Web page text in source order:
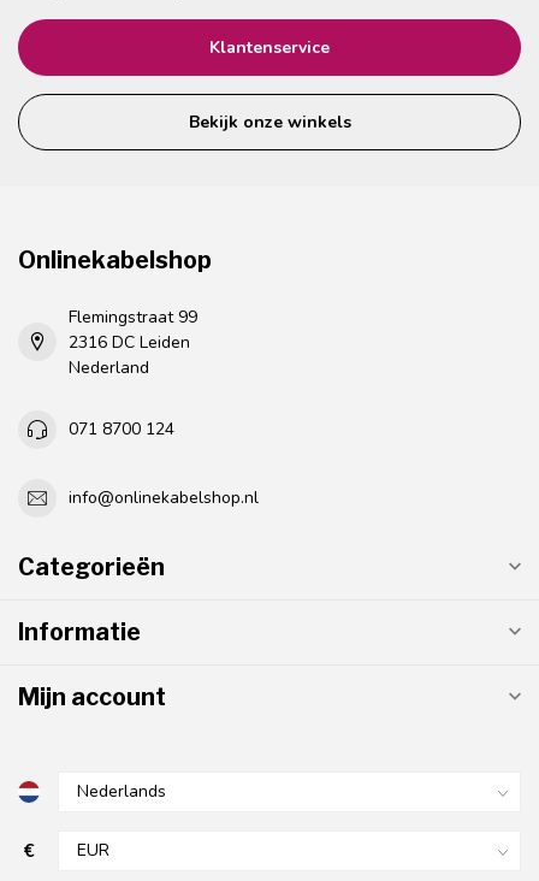
Klantenservice
Bekijk onze winkels
Onlinekabelshop
Flemingstraat 99
2316 DC Leiden
Nederland
071 8700 124
info@onlinekabelshop.nl
Categorieën
Informatie
Mijn account
€